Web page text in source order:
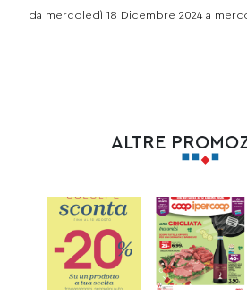
da mercoledì 18 Dicembre 2024 a
ALTRE